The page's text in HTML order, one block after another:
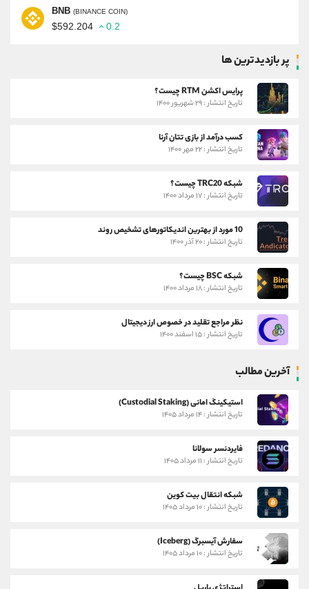
BNB (BINANCE COIN)
$592.204 0.2
پر بازدیدترین ها
پرایس اکشن RTM چیست؟
تاریخ انتشار : ۲۹ شهریور ۱۴۰۰
کسب درآمد از بازی تتان آرنا
تاریخ انتشار : ۲۲ مهر ۱۴۰۰
شبکه TRC20 چیست؟
تاریخ انتشار : ۱۷ مرداد ۱۴۰۰
10 مورد از بهترین اندیکاتورهای تشخیص روند
تاریخ انتشار : ۲۰ آذر ۱۴۰۰
شبکه BSC چیست؟
تاریخ انتشار : ۱۸ مرداد ۱۴۰۰
نظر مراجع تقلید در خصوص ارز دیجیتال
تاریخ انتشار : ۱۵ اسفند ۱۴۰۰
آخرین مطالب
استیکینگ امانی (Custodial Staking)
تاریخ انتشار : ۱۴ مرداد ۱۴۰۵
فایردنسر سولانا
تاریخ انتشار : ۱۱ مرداد ۱۴۰۵
شبکه انتقال بیت کوین
تاریخ انتشار : ۱۰ مرداد ۱۴۰۵
سفارش آیسبرگ (Iceberg)
تاریخ انتشار : ۱۰ مرداد ۱۴۰۵